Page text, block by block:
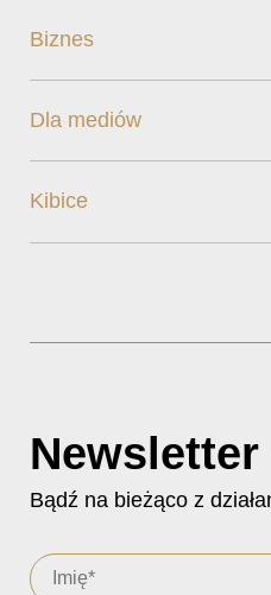
Biznes
Dla mediów
Kibice
Newsletter
Bądź na bieżąco z